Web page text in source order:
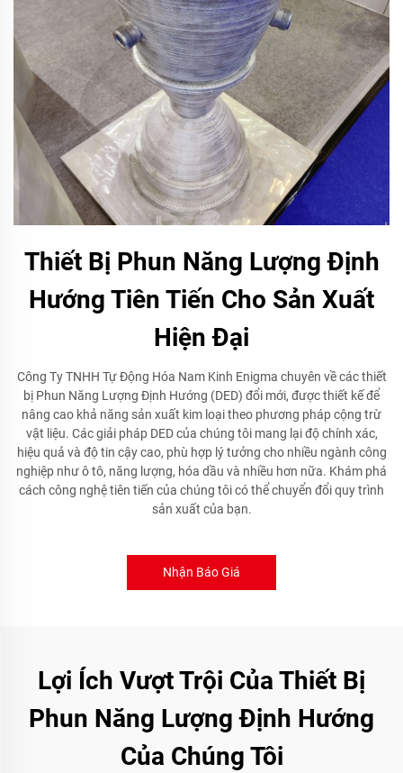
Thiết Bị Phun Năng Lượng Định
Hướng Tiên Tiến Cho Sản Xuất
Hiện Đại
Công Ty TNHH Tự Động Hóa Nam Kinh Enigma chuyên về các thiết
bị Phun Năng Lượng Định Hướng (DED) đổi mới, được thiết kế để
nâng cao khả năng sản xuất kim loại theo phương pháp cộng trừ
vật liệu. Các giải pháp DED của chúng tôi mang lại độ chính xác,
hiệu quả và độ tin cậy cao, phù hợp lý tưởng cho nhiều ngành công
nghiệp như ô tô, năng lượng, hóa dầu và nhiều hơn nữa. Khám phá
cách công nghệ tiên tiến của chúng tôi có thể chuyển đổi quy trình
sản xuất của bạn.
Nhận Báo Giá
Lợi Ích Vượt Trội Của Thiết Bị
Phun Năng Lượng Định Hướng
Của Chúng Tôi